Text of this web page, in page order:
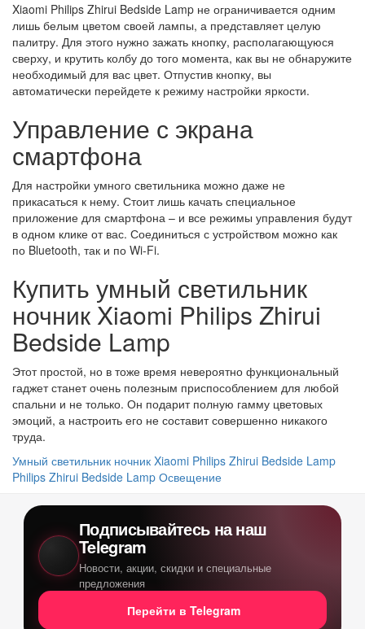
Xiaomi Philips Zhirui Bedside Lamp не ограничивается одним
лишь белым цветом своей лампы, а представляет целую
палитру. Для этого нужно зажать кнопку, располагающуюся
сверху, и крутить колбу до того момента, как вы не обнаружите
необходимый для вас цвет. Отпустив кнопку, вы
автоматически перейдете к режиму настройки яркости.
Управление с экрана
смартфона
Для настройки умного светильника можно даже не
прикасаться к нему. Стоит лишь качать специальное
приложение для смартфона – и все режимы управления будут
в одном клике от вас. Соединиться с устройством можно как
по Bluetooth, так и по Wi-Fi.
Купить умный светильник
ночник Xiaomi Philips Zhirui
Bedside Lamp
Этот простой, но в тоже время невероятно функциональный
гаджет станет очень полезным приспособлением для любой
спальни и не только. Он подарит полную гамму цветовых
эмоций, а настроить его не составит совершенно никакого
труда.
Умный светильник ночник Xiaomi Philips Zhirui Bedside Lamp
Philips Zhirui Bedside Lamp Освещение
Подписывайтесь на наш
Telegram
Новости, акции, скидки и специальные
предложения
Перейти в Telegram